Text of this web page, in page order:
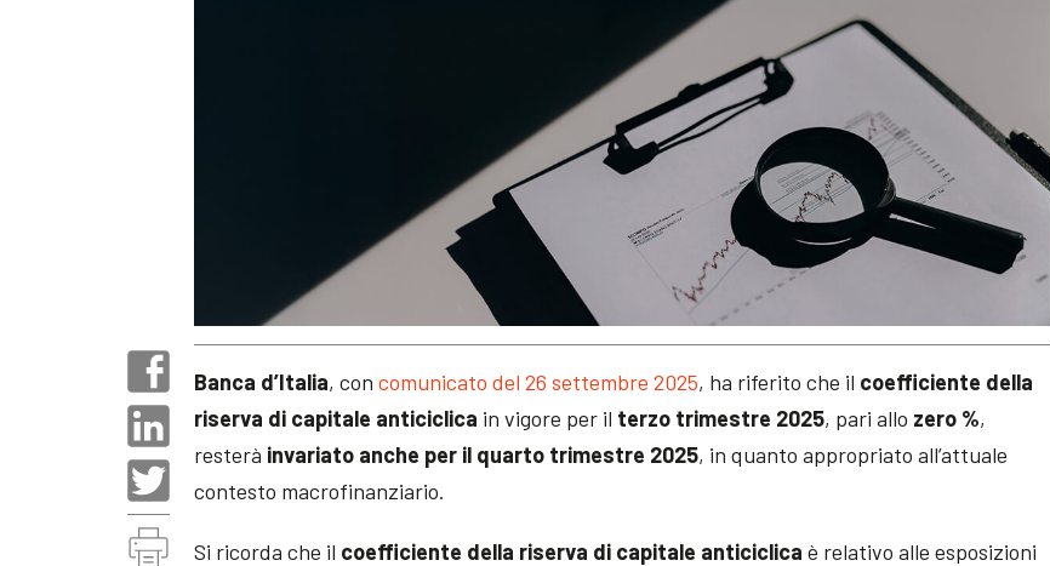
Banca d’Italia, concomunicato del 26 settembre 2025, ha riferito che il coefficiente della
riserva di capitale anticiclica in vigore per il terzo trimestre 2025, pari allo zero %,
resterà invariato anche per il quarto trimestre 2025, in quanto appropriato all’attuale
contesto macrofinanziario.
Si ricorda che il coefficiente della riserva di capitale anticiclica è relativo alle esposizioni